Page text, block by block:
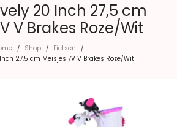
20 Inch 27,5 cm
V Brakes Roze/Wit
/ Shop / Fietsen /
27,5 cm Meisjes 7V V Brakes Roze/Wit